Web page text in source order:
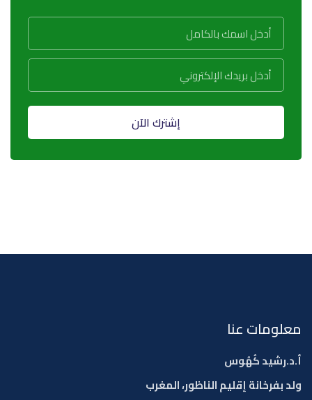
إشترك الآن
معلومات عنا
أ.د.رشيد كُهُوس
ولد بفرخانة إقليم الناظور، المغرب